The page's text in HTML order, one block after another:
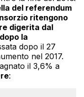
del referendum
ritengono
digerita dal
la
dopo il 27
nel 2017.
il 3,6% a
: